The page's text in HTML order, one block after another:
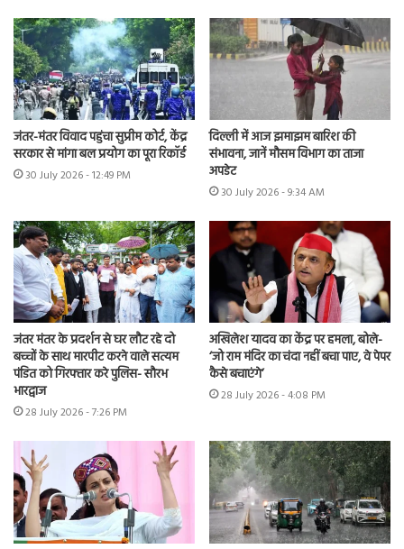
जंतर-मंतर विवाद पहुंचा सुप्रीम कोर्ट, केंद्र
सरकार से मांगा बल प्रयोग का पूरा रिकॉर्ड
30 July 2026 - 12:49 PM
दिल्ली में आज झमाझम बारिश की
संभावना, जानें मौसम विभाग का ताजा
अपडेट
30 July 2026 - 9:34 AM
जंतर मंतर के प्रदर्शन से घर लौट रहे दो
बच्चों के साथ मारपीट करने वाले सत्यम
पंडित को गिरफ्तार करे पुलिस- सौरभ
भारद्वाज
28 July 2026 - 7:26 PM
अखिलेश यादव का केंद्र पर हमला, बोले-
‘जो राम मंदिर का चंदा नहीं बचा पाए, वे पेपर
कैसे बचाएंगे’
28 July 2026 - 4:08 PM